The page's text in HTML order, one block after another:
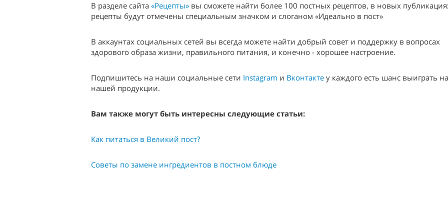
В разделе сайта «Рецепты» вы сможете найти более 100 постных рецептов, в новых
рецепты будут отмечены специальным значком и слоганом «Идеально в пост»
В аккаунтах социальных сетей вы всегда можете найти добрый совет и поддержку в вопросах
здорового образа жизни, правильного питания, и конечно - хорошее настроение.
Подпишитесь на наши социальные сети Instagram и Вконтакте у каждого есть шанс выиграть
нашей продукции.
Вам также могут быть интересны следующие статьи:
Как питаться в Великий пост?
Советы по замене ингредиентов в постном блюде